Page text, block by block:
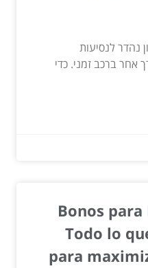
נהדר לנסיעות
אחר ברכב זמני. כדי
Bonos
Todo lo
para